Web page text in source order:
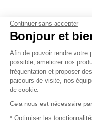
© 2016
Continuer sans accepter
Bonjour et
Afin de pouvoir rendre votre
possible, améliorer nos
fréquentation et proposer
parcours de visite, nos
de cookie.
Cela nous est nécessaire
* Optimiser les